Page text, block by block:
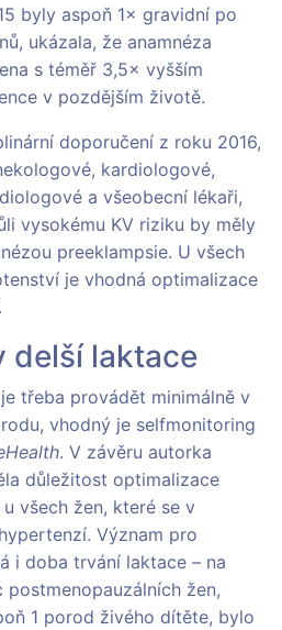
byly aspoň 1× gravidní po
ukázala, že anamnéza
s téměř 3,5× vyšším
v pozdějším životě.
doporučení z roku 2016,
kardiologové,
a všeobecní lékaři,
vysokému KV riziku by měly
preeklampsie. U všech
je vhodná optimalizace
delší laktace
třeba provádět minimálně v
vhodný je selfmonitoring
. V závěru autorka
důležitost optimalizace
všech žen, které se v
Význam pro
i doba trvání laktace – na
žen,
1 porod živého dítěte, bylo